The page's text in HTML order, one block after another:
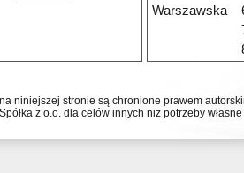
Warszawska
niniejszej stronie są chronione prawem
z o.o. dla celów innych niż potrzeby